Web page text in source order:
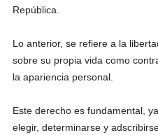
República.
Lo anterior, se refiere a la
sobre su propia vida como
la apariencia personal.
Este derecho es fundamental,
elegir, determinarse y